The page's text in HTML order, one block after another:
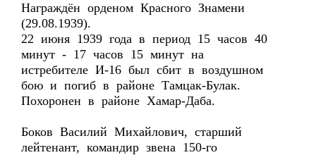
Награждён орденом Красного Знамени
(29.08.1939).
22 июня 1939 года в период 15 часов 40
минут - 17 часов 15 минут на
истребителе И-16 был сбит в воздушном
бою и погиб в районе Тамцак-Булак.
Похоронен в районе Хамар-Даба.
Боков Василий Михайлович, старший
лейтенант, командир звена 150-го